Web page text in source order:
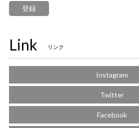
登録
Link リンク
Instagram
Twitter
Facebook